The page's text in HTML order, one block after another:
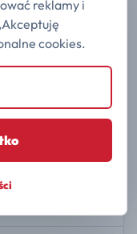
reklamy i
cookies.